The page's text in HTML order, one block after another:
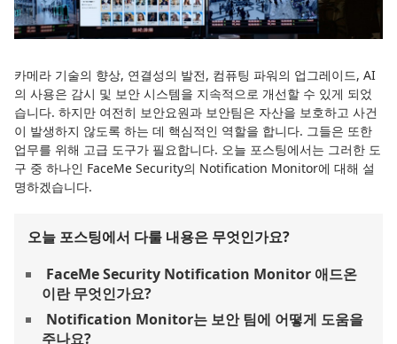
카메라 기술의 향상, 연결성의 발전, 컴퓨팅 파워의 업그레이드, AI
의 사용은 감시 및 보안 시스템을 지속적으로 개선할 수 있게 되었
습니다. 하지만 여전히 보안요원과 보안팀은 자산을 보호하고 사건
이 발생하지 않도록 하는 데 핵심적인 역할을 합니다. 그들은 또한
업무를 위해 고급 도구가 필요합니다. 오늘 포스팅에서는 그러한 도
구 중 하나인 FaceMe Security의 Notification Monitor에 대해 설
명하겠습니다.
오늘 포스팅에서 다룰 내용은 무엇인가요?
FaceMe Security Notification Monitor 애드온
이란 무엇인가요?
Notification Monitor는 보안 팀에 어떻게 도움을
주나요?